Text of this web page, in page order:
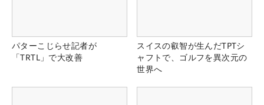
パターこじらせ記者が
「TRTL」で大改善
スイスの叡智が生んだTPTシ
ャフトで、ゴルフを異次元の
世界へ